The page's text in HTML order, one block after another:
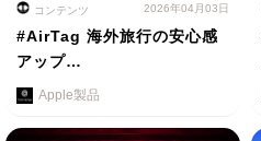
コンテンツ 2026年04月03日
#AirTag 海外旅行の安心感
アップ…
Apple製品